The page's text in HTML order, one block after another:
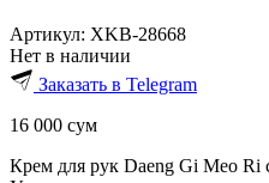
Артикул: XKB-28668
Нет в наличии
Заказать в Telegram
16 000 сум
Крем для рук Daeng Gi Meo Ri